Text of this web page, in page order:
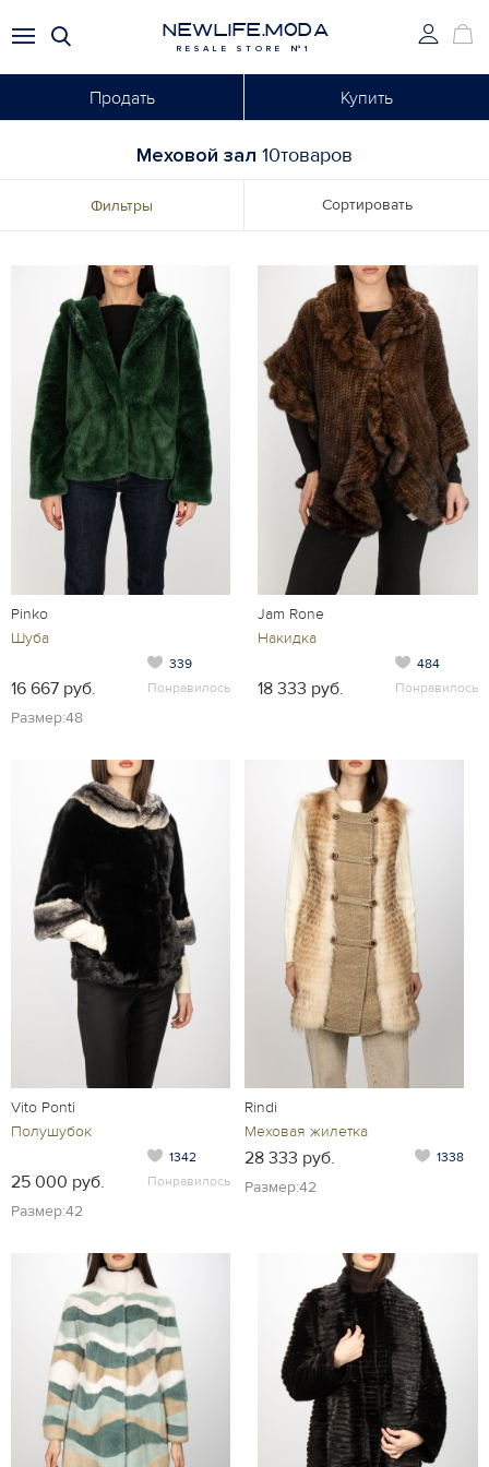
NEWLIFE.MODA
RESALE STORE №1
Продать Купить
Меховой зал 10товаров
Фильтры Сортировать
Pinko
Шуба
16 667 руб.
339
Понравилось
Размер:48
Jam Rone
Накидка
18 333 руб.
484
Понравилось
Vito Ponti
Полушубок
25 000 руб.
1342
Понравилось
Размер:42
Rindi
Меховая жилетка
28 333 руб. 1338
Размер:42